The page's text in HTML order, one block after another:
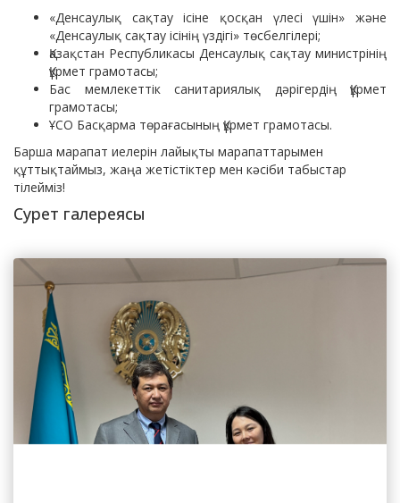
«Денсаулық сақтау ісіне қосқан үлесі үшін» және
«Денсаулық сақтау ісінің үздігі» төсбелгілері;
Қазақстан Республикасы Денсаулық сақтау министрінің
Құрмет грамотасы;
Бас мемлекеттік санитариялық дәрігердің Құрмет
грамотасы;
ҰСО Басқарма төрағасының Құрмет грамотасы.
Барша марапат иелерін лайықты марапаттарымен
құттықтаймыз, жаңа жетістіктер мен кәсіби табыстар
тілейміз!
Сурет галереясы